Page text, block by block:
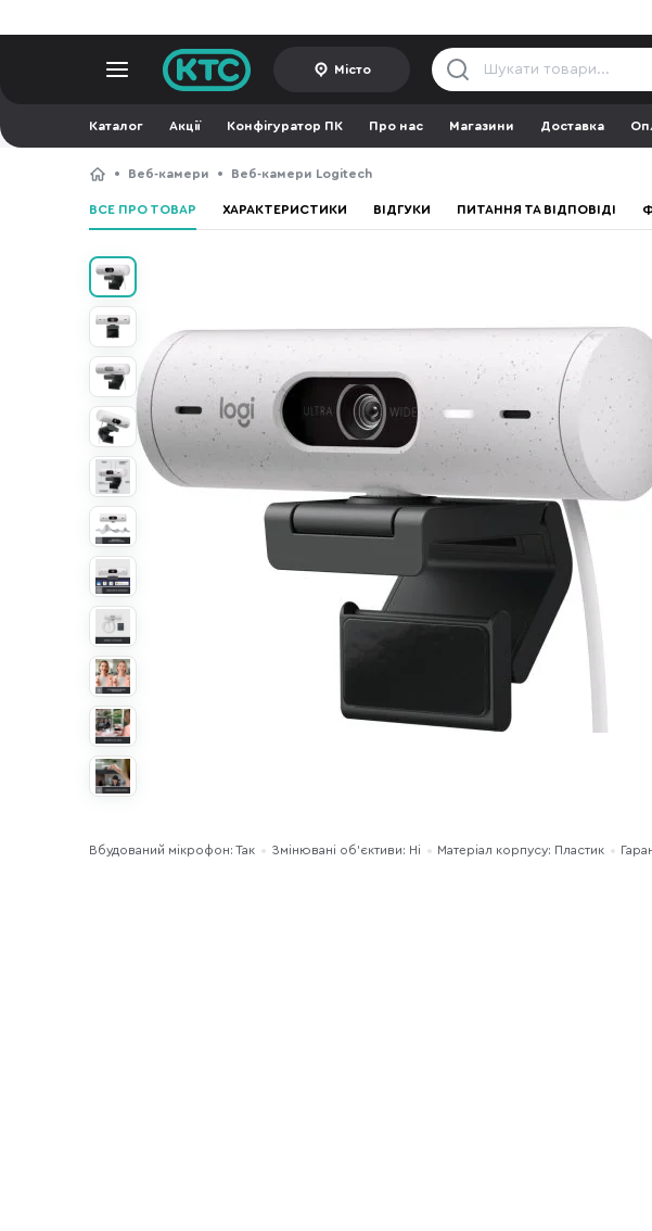
Місто
Каталог Акції Конфігуратор ПК Про нас Магазини Доставка
Веб-камери Веб-камери Logitech
ВСЕ ПРО ТОВАР ХАРАКТЕРИСТИКИ ВІДГУКИ ПИТАННЯ ТА ВІДПОВІДІ
Вбудований мікрофон: Так Змінювані об’єктиви: Ні Матеріал корпусу: Пластик